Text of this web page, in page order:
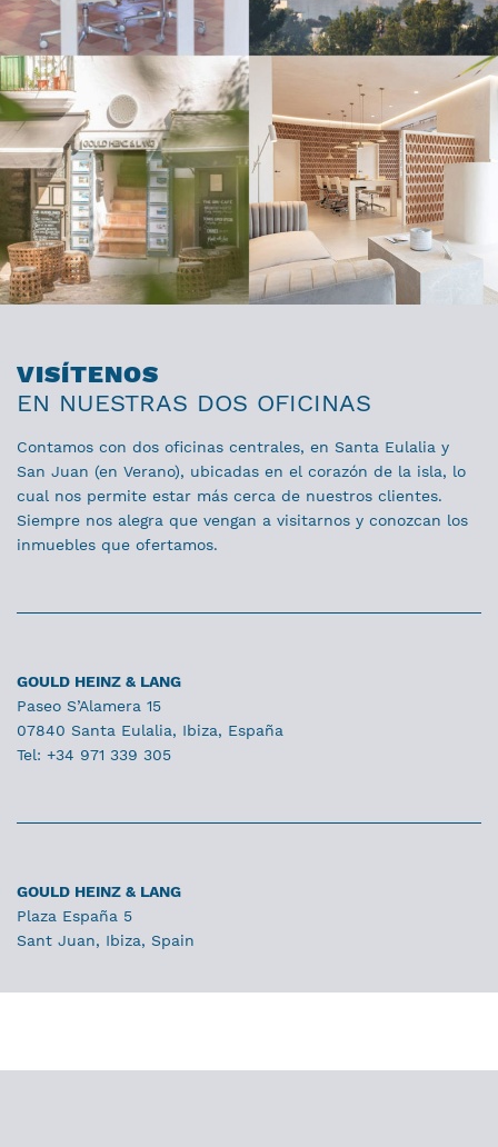
VISÍTENOS
EN NUESTRAS DOS OFICINAS
Contamos con dos oficinas centrales, en Santa Eulalia y
San Juan (en Verano), ubicadas en el corazón de la isla, lo
cual nos permite estar más cerca de nuestros clientes.
Siempre nos alegra que vengan a visitarnos y conozcan los
inmuebles que ofertamos.
GOULD HEINZ & LANG
Paseo S’Alamera 15
07840 Santa Eulalia, Ibiza, España
Tel: +34 971 339 305
GOULD HEINZ & LANG
Plaza España 5
Sant Juan, Ibiza, Spain